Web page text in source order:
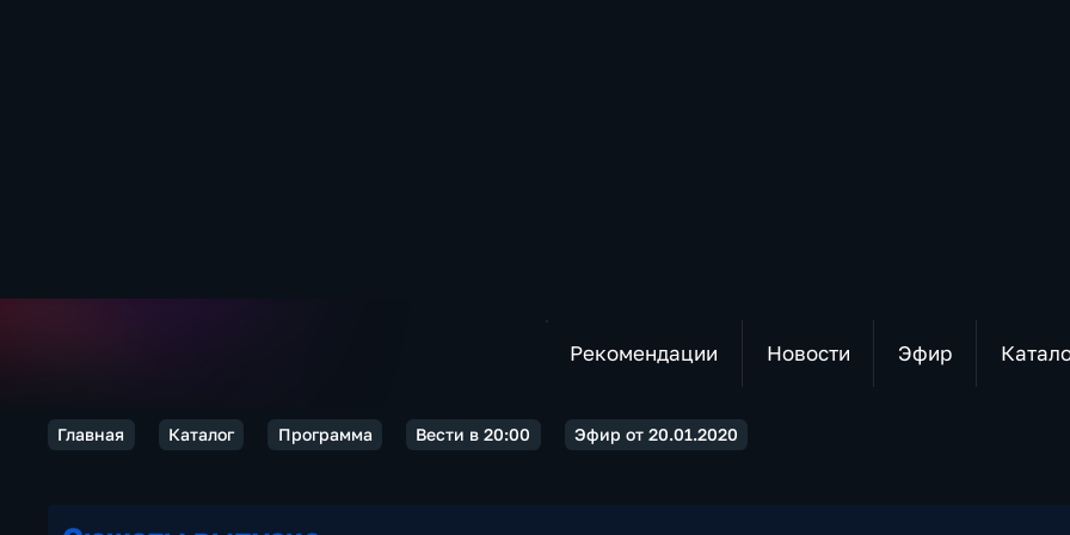
Рекомендации Новости Эфир
Главная Каталог Программа Вести в 20:00 Эфир от 20.01.2020